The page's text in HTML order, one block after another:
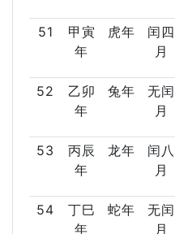
51
甲寅
年
虎年
闰四
月
52
乙卯
年
兔年
无闰
月
53
丙辰
年
龙年
闰八
月
54
丁巳
年
蛇年
无闰
月